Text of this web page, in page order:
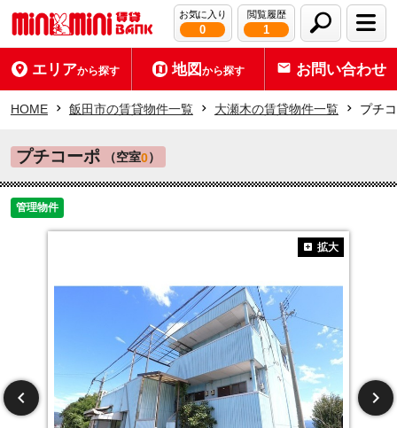
お気に入り
0
閲覧履歴
1
エリアから探す 地図から探す お問い合わせ
HOME 飯田市の賃貸物件一覧 大瀬木の賃貸物件一覧 プチ
プチコーポ （空室0）
管理物件
拡大